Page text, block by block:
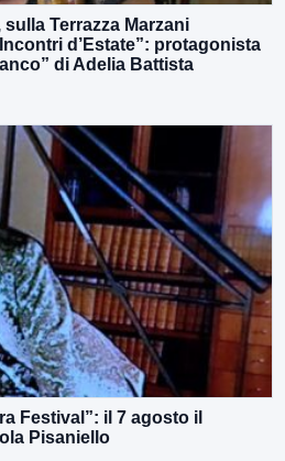
Terrazza Marzani
d’Estate”: protagonista
di Adelia Battista
Festival”: il 7 agosto il
Pisaniello